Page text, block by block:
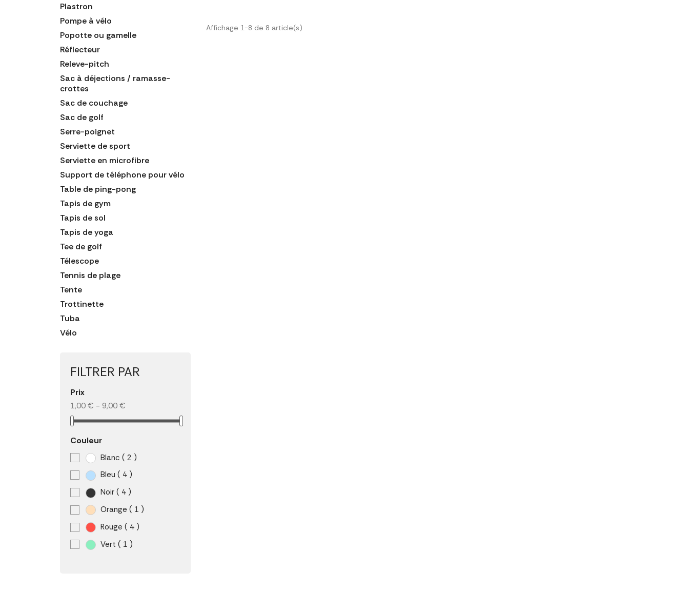
Plastron
Pompe à vélo
Popotte ou gamelle
Réflecteur
Releve-pitch
Sac à déjections / ramasse-
crottes
Sac de couchage
Sac de golf
Serre-poignet
Serviette de sport
Serviette en microfibre
Support de téléphone pour vélo
Table de ping-pong
Tapis de gym
Tapis de sol
Tapis de yoga
Tee de golf
Télescope
Tennis de plage
Tente
Trottinette
Tuba
Vélo
FILTRER PAR
Prix
1,00 € - 9,00 €
Couleur
Blanc ( 2 )
Bleu ( 4 )
Noir ( 4 )
Orange ( 1 )
Rouge ( 4 )
Vert ( 1 )
Affichage 1-8 de 8 article(s)